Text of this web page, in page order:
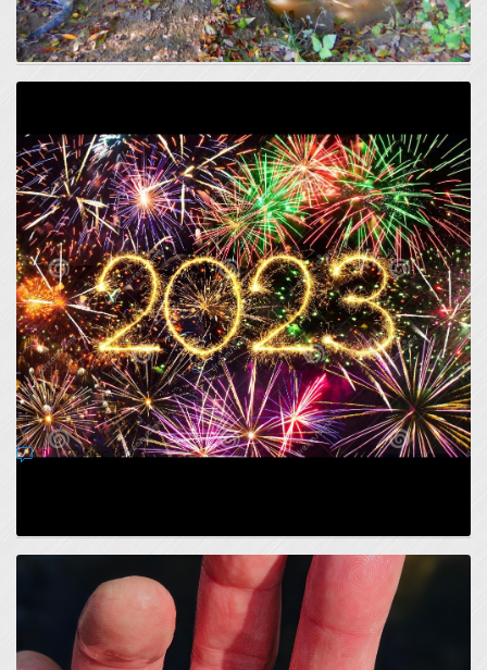
Po obsežnem monitoringu, v okviru katerega smo ugotovili,
da so primorske podusti v nara...
Z NOVIM LETOM ZAKLJUČEK PROJEKTA LIFE
for LASCA
0 27 Dec 2022